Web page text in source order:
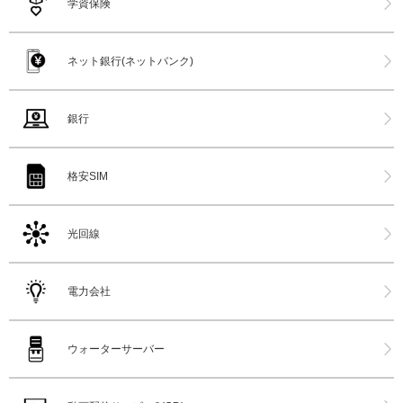
学資保険
ネット銀行(ネットバンク)
銀行
格安SIM
光回線
電力会社
ウォーターサーバー